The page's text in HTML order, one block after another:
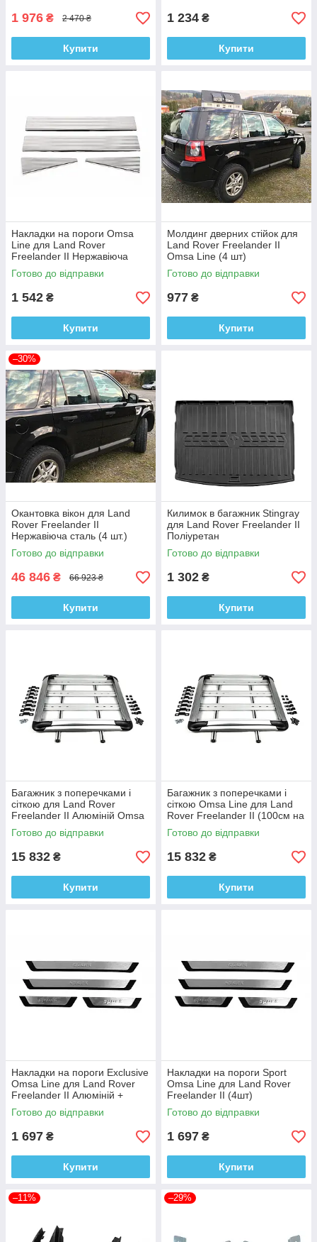
1 976 ₴ 2 470 ₴
Купити
1 234 ₴
Купити
Накладки на пороги Omsa
Line для Land Rover
Freelander II Нержавіюча
сталь (4 шт)
Готово до відправки
1 542 ₴
Купити
Молдинг дверних стійок для
Land Rover Freelander II
Omsa Line (4 шт)
Готово до відправки
977 ₴
Купити
–30%
Окантовка вікон для Land
Rover Freelander II
Нержавіюча сталь (4 шт.)
Готово до відправки
46 846 ₴ 66 923 ₴
Купити
Килимок в багажник Stingray
для Land Rover Freelander II
Поліуретан
Готово до відправки
1 302 ₴
Купити
Багажник з поперечками і
сіткою для Land Rover
Freelander II Алюміній Omsa
Line
Готово до відправки
15 832 ₴
Купити
Багажник з поперечками і
сіткою Omsa Line для Land
Rover Freelander II (100см на
120см)
Готово до відправки
15 832 ₴
Купити
Накладки на пороги Exclusive
Omsa Line для Land Rover
Freelander II Алюміній +
пластик (4шт)
Готово до відправки
1 697 ₴
Купити
Накладки на пороги Sport
Omsa Line для Land Rover
Freelander II (4шт)
Готово до відправки
1 697 ₴
Купити
–11% –29%